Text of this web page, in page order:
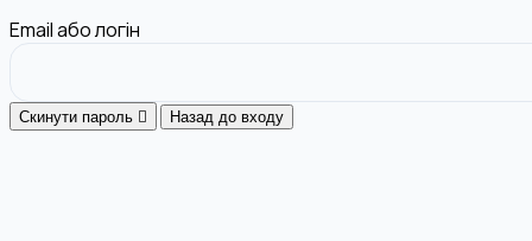
Email або логін
Скинути пароль Назад до входу